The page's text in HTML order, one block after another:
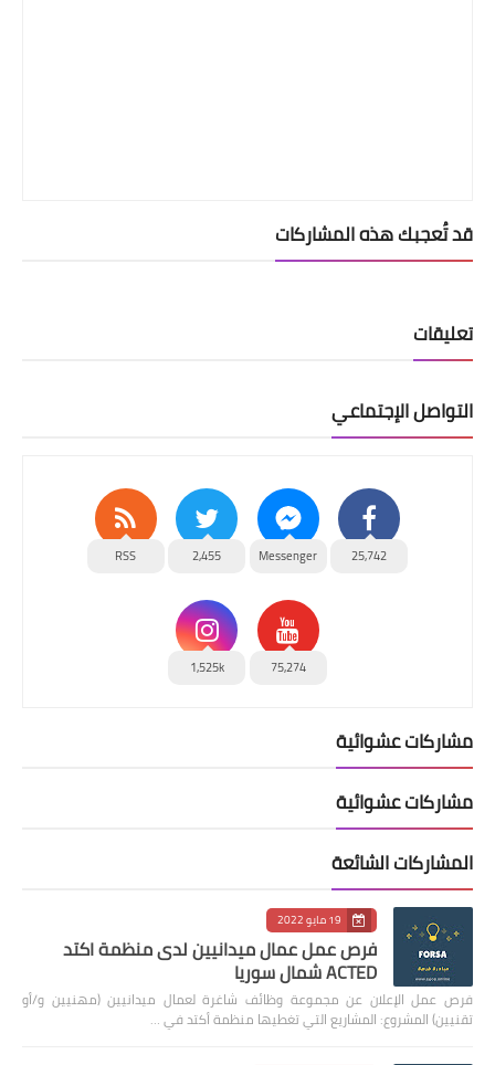
قد تُعجبك هذه المشاركات
تعليقات
التواصل الإجتماعي
25,742
Messenger
2,455
RSS
75,274
1,525k
مشاركات عشوائية
مشاركات عشوائية
المشاركات الشائعة
19 مايو 2022
فرص عمل عمال ميدانيين لدى منظمة اكتد
ACTED شمال سوريا
فرص عمل الإعلان عن مجموعة وظائف شاغرة لعمال ميدانيين (مهنيين و/أو
تقنيين) المشروع: المشاريع التي تغطيها منظمة أكتد في …